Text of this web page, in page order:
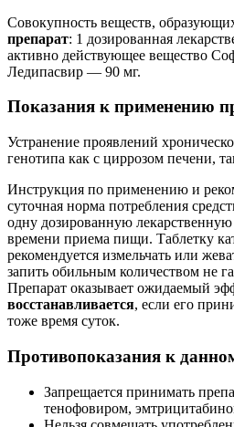
Совокупность веществ,
препарат: 1 дозированная
активно действующее вещество
Ледипасвир — 90 мг.
Показания к применению
Устранение проявлений
генотипа как с циррозом печени,
Инструкция по применению и
суточная норма потребления
одну дозированную
времени приема пищи. Таблетку
рекомендуется измельчать или
запить обильным количеством не
Препарат оказывает ожидаемый
восстанавливается, если его
тоже время суток.
Противопоказания к
Запрещается принимать
тенофовиром,